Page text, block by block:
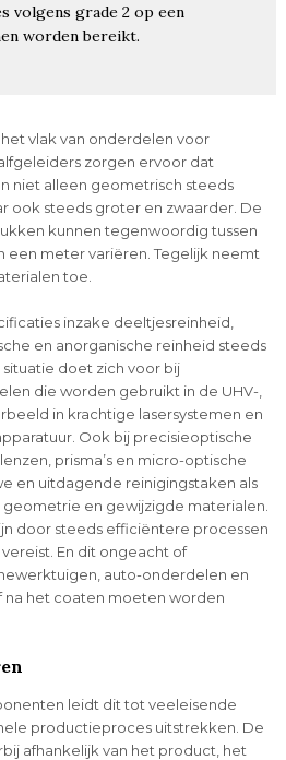
volgens grade 2 op een
worden bereikt.
vlak van onderdelen voor
zorgen ervoor dat
niet alleen geometrisch steeds
ook steeds groter en zwaarder. De
kunnen tegenwoordig tussen
een meter variëren. Tegelijk neemt
toe.
inzake deeltjesreinheid,
en anorganische reinheid steeds
doet zich voor bij
die worden gebruikt in de UHV-,
in krachtige lasersystemen en
Ook bij precisieoptische
prisma’s en micro-optische
en uitdagende reinigingstaken als
en gewijzigde materialen.
door steeds efficiëntere processen
En dit ongeacht of
auto-onderdelen en
het coaten moeten worden
leidt dit tot veeleisende
productieproces uitstrekken. De
afhankelijk van het product, het